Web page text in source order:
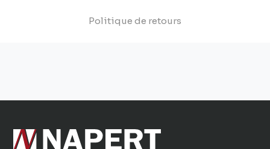
Politique de retours